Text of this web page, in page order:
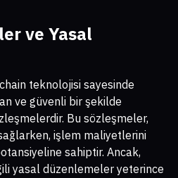
ve Yasal
teknolojisi sayesinde
ve güvenli bir şekilde
Bu sözleşmeler,
işlem maliyetlerini
sahiptir. Ancak,
yasal düzenlemeler yeterince